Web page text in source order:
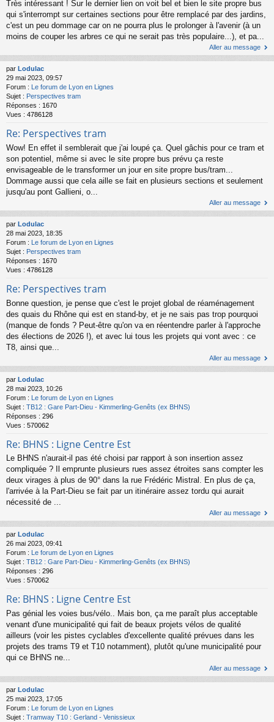
Très intéressant ! Sur le dernier lien on voit bel et bien le site propre bus
qui s'interrompt sur certaines sections pour être remplacé par des jardins,
c'est un peu dommage car on ne pourra plus le prolonger à l'avenir (à un
moins de couper les arbres ce qui ne serait pas très populaire...), et pa...
Aller au message
par Lodulac
29 mai 2023, 09:57
Forum : Le forum de Lyon en Lignes
Sujet : Perspectives tram
Réponses : 1670
Vues : 4786128
Re: Perspectives tram
Wow! En effet il semblerait que j'ai loupé ça. Quel gâchis pour ce tram et
son potentiel, même si avec le site propre bus prévu ça reste
envisageable de le transformer un jour en site propre bus/tram...
Dommage aussi que cela aille se fait en plusieurs sections et seulement
jusqu'au pont Gallieni, o...
Aller au message
par Lodulac
28 mai 2023, 18:35
Forum : Le forum de Lyon en Lignes
Sujet : Perspectives tram
Réponses : 1670
Vues : 4786128
Re: Perspectives tram
Bonne question, je pense que c'est le projet global de réaménagement
des quais du Rhône qui est en stand-by, et je ne sais pas trop pourquoi
(manque de fonds ? Peut-être qu'on va en réentendre parler à l'approche
des élections de 2026 !), et avec lui tous les projets qui vont avec : ce
T8, ainsi que...
Aller au message
par Lodulac
28 mai 2023, 10:26
Forum : Le forum de Lyon en Lignes
Sujet : TB12 : Gare Part-Dieu - Kimmerling-Genêts (ex BHNS)
Réponses : 296
Vues : 570062
Re: BHNS : Ligne Centre Est
Le BHNS n'aurait-il pas été choisi par rapport à son insertion assez
compliquée ? Il emprunte plusieurs rues assez étroites sans compter les
deux virages à plus de 90° dans la rue Frédéric Mistral. En plus de ça,
l'arrivée à la Part-Dieu se fait par un itinéraire assez tordu qui aurait
nécessité de ...
Aller au message
par Lodulac
26 mai 2023, 09:41
Forum :
Le forum de Lyon en Lignes
Sujet : TB12 : Gare Part-Dieu - Kimmerling-Genêts (ex BHNS)
Réponses : 296
Vues : 570062
Re: BHNS : Ligne Centre Est
Pas génial les voies bus/vélo.. Mais bon, ça me paraît plus acceptable
venant d'une municipalité qui fait de beaux projets vélos de qualité
ailleurs (voir les pistes cyclables d'excellente qualité prévues dans les
projets des trams T9 et T10 notamment), plutôt qu'une municipalité pour
qui ce BHNS ne...
Aller au message
par Lodulac
25 mai 2023, 17:05
Forum : Le forum de Lyon en Lignes
Sujet : Tramway T10 : Gerland - Venissieux